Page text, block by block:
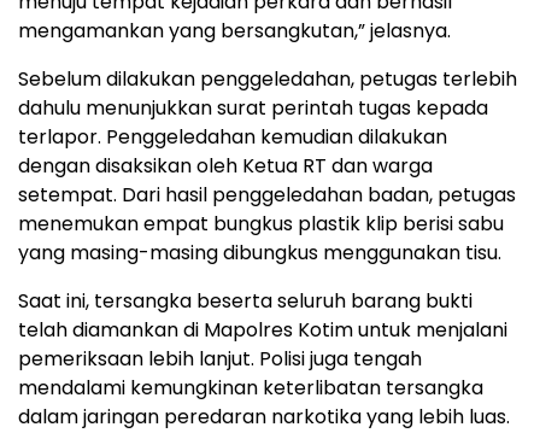
mengamankan yang bersangkutan,” jelasnya.
Sebelum dilakukan penggeledahan, petugas terlebih
dahulu menunjukkan surat perintah tugas kepada
terlapor. Penggeledahan kemudian dilakukan
dengan disaksikan oleh Ketua RT dan warga
setempat. Dari hasil penggeledahan badan, petugas
menemukan empat bungkus plastik klip berisi sabu
yang masing-masing dibungkus menggunakan tisu.
Saat ini, tersangka beserta seluruh barang bukti
telah diamankan di Mapolres Kotim untuk menjalani
pemeriksaan lebih lanjut. Polisi juga tengah
mendalami kemungkinan keterlibatan tersangka
dalam jaringan peredaran narkotika yang lebih luas.